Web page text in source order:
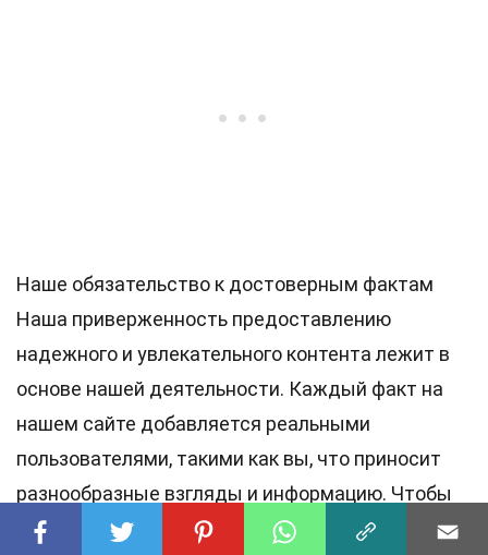
Наше обязательство к достоверным фактам
Наша приверженность предоставлению
надежного и увлекательного контента лежит в
основе нашей деятельности. Каждый факт на
нашем сайте добавляется реальными
пользователями, такими как вы, что приносит
разнообразные взгляды и информацию. Чтобы
обеспечить высочайшие
стандарты
точности и